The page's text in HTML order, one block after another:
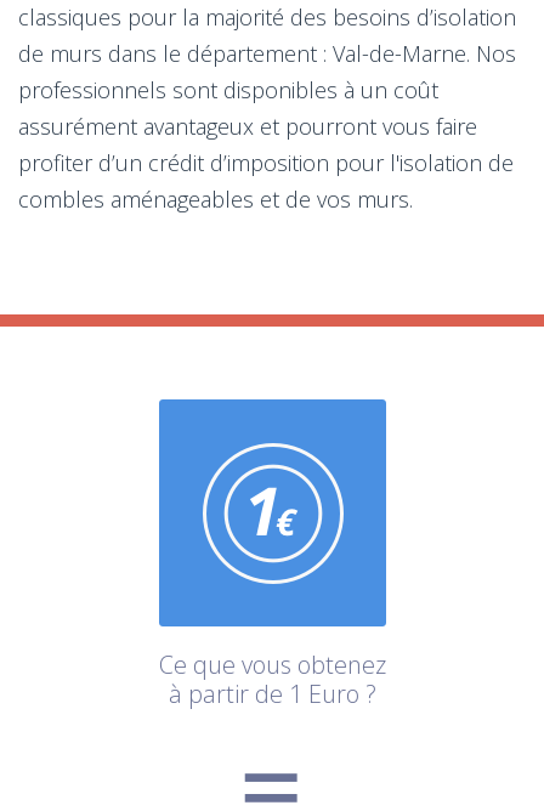
classiques pour la majorité des besoins d’isolation
de murs dans le département : Val-de-Marne. Nos
professionnels sont disponibles à un coût
assurément avantageux et pourront vous faire
profiter d’un crédit d’imposition pour l'isolation de
combles aménageables et de vos murs.
Ce que vous obtenez
à partir de 1 Euro ?